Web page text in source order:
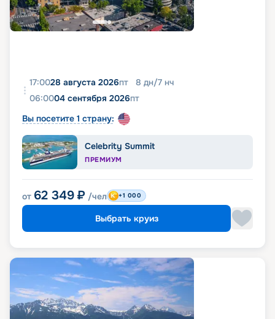
17:0028 августа 2026пт 8 дн/7 нч
06:0004 сентября 2026пт
Вы посетите 1 страну:
Celebrity Summit
ПРЕМИУМ
от 62 349 ₽ /чел +1 000
Выбрать круиз